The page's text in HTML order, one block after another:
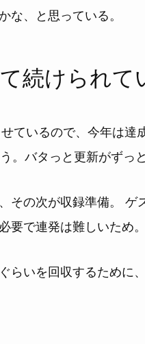
な、と思っている。
続けられて
ているので、今年は達
。バタっと更新がずっ
その次が収録準備。 ゲ
要で連発は難しいため。
らいを回収するために